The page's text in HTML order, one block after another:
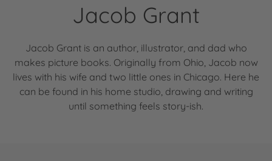
Jacob Grant
Jacob Grant is an author, illustrator, and dad who
makes picture books. Originally from Ohio, Jacob now
lives with his wife and two little ones in Chicago. Here he
can be found in his home studio, drawing and writing
until something feels story-ish.